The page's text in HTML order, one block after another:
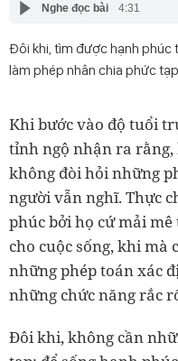
Nghe đọc bài 4:31
Đôi khi, tìm được hạnh phúc
làm phép nhân chia phức
Khi bước vào độ tuổi
tỉnh ngộ nhận ra rằng,
không đòi hỏi những
người vẫn nghĩ. Thực
phúc bởi họ cứ mải
cho cuộc sống, khi mà
những phép toán xác
những chức năng rắc
Đôi khi, không cần